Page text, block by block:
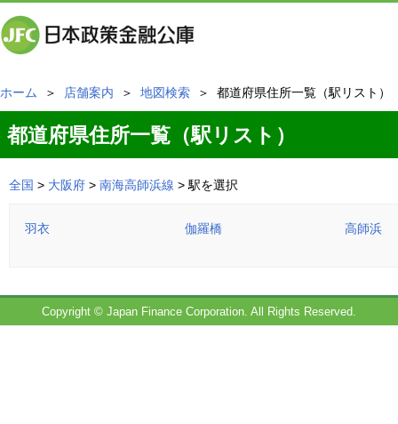
ホーム ＞ 店舗案内 ＞ 地図検索 ＞ 都道府県住所一覧（駅リスト）
都道府県住所一覧（駅リスト）
全国 > 大阪府 > 南海高師浜線 > 駅を選択
羽衣 伽羅橋 高師浜
Copyright © Japan Finance Corporation. All Rights Reserved.